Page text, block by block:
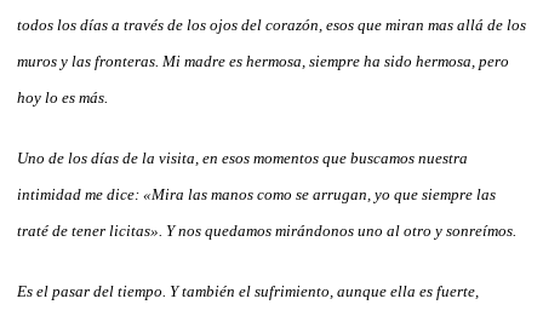
todos los días a través de los ojos del corazón, esos que miran mas allá de los
muros y las fronteras. Mi madre es hermosa, siempre ha sido hermosa, pero
hoy lo es más.
Uno de los días de la visita, en esos momentos que buscamos nuestra
intimidad me dice: «Mira las manos como se arrugan, yo que siempre las
traté de tener licitas». Y nos quedamos mirándonos uno al otro y sonreímos.
Es el pasar del tiempo. Y también el sufrimiento, aunque ella es fuerte,